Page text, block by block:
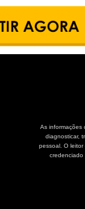
As informações
diagnosticar,
pessoal. O
credenciado